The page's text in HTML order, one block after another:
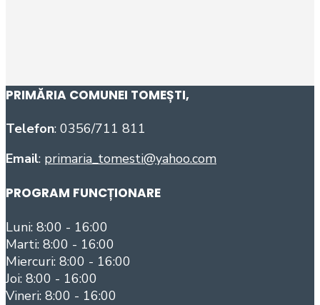
PRIMĂRIA COMUNEI TOMEȘTI,
Telefon: 0356/711 811
Email: primaria_tomesti@yahoo.com
PROGRAM FUNCȚIONARE
Luni: 8:00 - 16:00
Marti: 8:00 - 16:00
Miercuri: 8:00 - 16:00
Joi: 8:00 - 16:00
Vineri: 8:00 - 16:00